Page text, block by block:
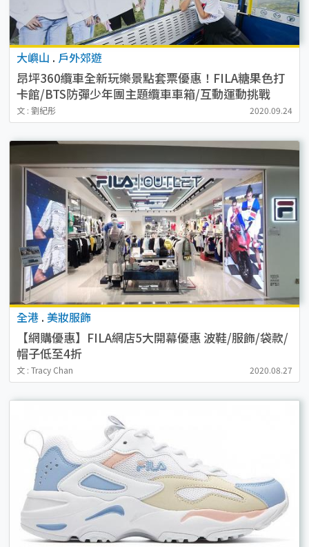
大嶼山 . 戶外郊遊
昂坪360纜車全新玩樂景點套票優惠！FILA糖果色打
卡館/BTS防彈少年團主題纜車車箱/互動運動挑戰
文 : 劉紀彤 2020.09.24
全港 . 美妝服飾
【網購優惠】FILA網店5大開幕優惠 波鞋/服飾/袋款/
帽子低至4折
文 : Tracy Chan 2020.08.27